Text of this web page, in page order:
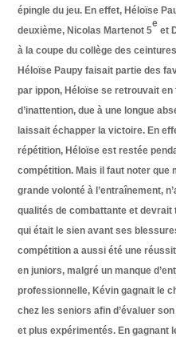
épingle du jeu. En effet, Héloïse
deuxième, Nicolas Martenot 5
e
et
à la coupe du collège des
Héloïse Paupy faisait partie des
par ippon, Héloïse se retrouvait
d’inattention, due à une longue
laissait échapper la victoire. En
répétition, Héloïse est restée
compétition. Mais il faut noter que
grande volonté à l’entraînement,
qualités de combattante et
qui était le sien avant ses
compétition a aussi été une
en juniors, malgré un manque
professionnelle, Kévin gagnait le
chez les seniors afin d’évaluer
et plus expérimentés. En gagnant